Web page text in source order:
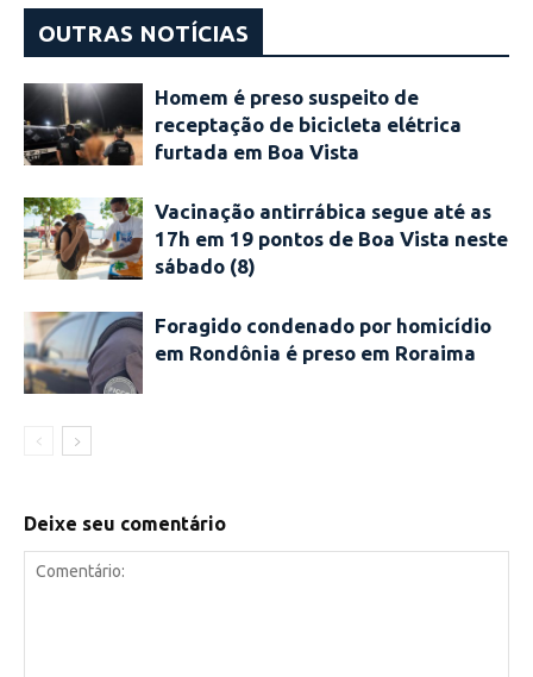
OUTRAS NOTÍCIAS
Homem é preso suspeito de
receptação de bicicleta elétrica
furtada em Boa Vista
Vacinação antirrábica segue até as
17h em 19 pontos de Boa Vista neste
sábado (8)
Foragido condenado por homicídio
em Rondônia é preso em Roraima
Deixe seu comentário